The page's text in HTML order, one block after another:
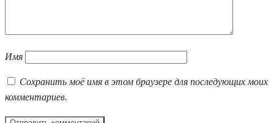
Имя
Сохранить моё имя в этом браузере для последующих моих
комментариев.